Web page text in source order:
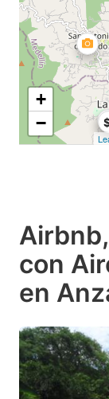
+
−
con
en